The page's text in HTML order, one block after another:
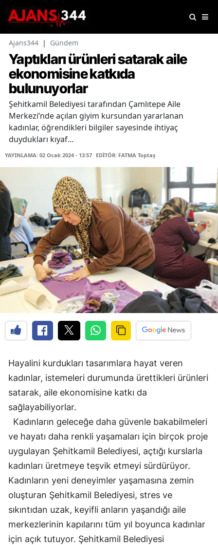
Ajans344 | Gündem
Yaptıkları ürünleri satarak aile
ekonomisine katkıda
bulunuyorlar
Şehitkamil Belediyesi tarafından Çamlıtepe Aile
Merkezi’nde açılan giyim kursundan yararlanan
kadınlar, öğrendikleri bilgiler sayesinde ihtiyaç
duydukları kıyaf...
YAYINLAMA: 02 Ocak 2024 - 13:57 EDİTÖR: FATMA Toptaş
Hayalini kurdukları tasarımlara hayat veren
kadınlar, istemeleri durumunda ürettikleri ürünleri
satarak, aile ekonomisine katkı da
sağlayabiliyorlar.
Kadınların geleceğe daha güvenle bakabilmeleri
ve hayatı daha renkli yaşamaları için birçok proje
uygulayan Şehitkamil Belediyesi, açtığı kurslarla
kadınları üretmeye teşvik etmeyi sürdürüyor.
Kadınların yeni deneyimler yaşamasına zemin
oluşturan Şehitkamil Belediyesi, stres ve
sıkıntıdan uzak, keyifli anların yaşandığı aile
merkezlerinin kapılarını tüm yıl boyunca kadınlar
için açık tutuyor. Şehitkamil Belediyesi